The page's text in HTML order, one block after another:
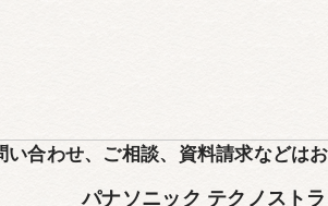
い合わせ、ご相談、 資料請求などは
パナソニック テクノスト